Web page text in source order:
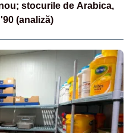
stocurile de Arabica,
(analiză)